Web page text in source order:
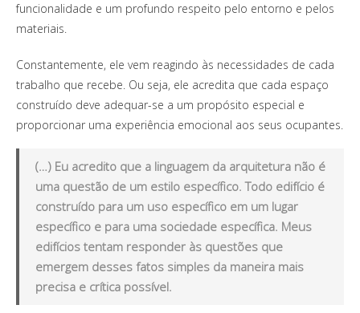
funcionalidade e um profundo respeito pelo entorno e pelos
materiais.
Constantemente, ele vem reagindo às necessidades de cada
trabalho que recebe. Ou seja, ele acredita que cada espaço
construído deve adequar-se a um propósito especial e
proporcionar uma experiência emocional aos seus ocupantes.
(…) Eu acredito que a linguagem da arquitetura não é
uma questão de um estilo específico. Todo edifício é
construído para um uso específico em um lugar
específico e para uma sociedade específica. Meus
edifícios tentam responder às questões que
emergem desses fatos simples da maneira mais
precisa e crítica possível.